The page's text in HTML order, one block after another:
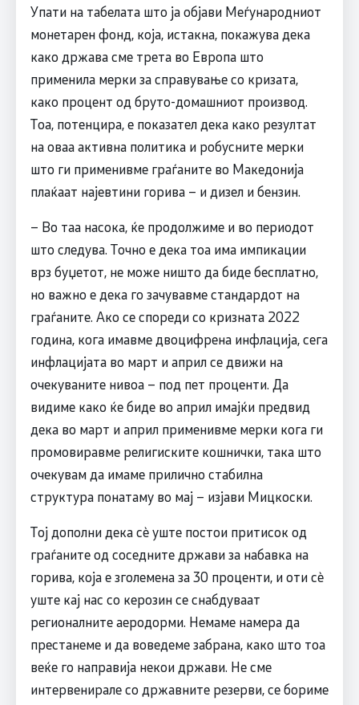
Упати на табелата што ја објави Меѓународниот
монетарен фонд, која, истакна, покажува дека
како држава сме трета во Европа што
применила мерки за справување со кризата,
како процент од бруто-домашниот производ.
Тоа, потенцира, е показател дека како резултат
на оваа активна политика и робусните мерки
што ги применивме граѓаните во Македонија
плаќаат најевтини горива – и дизел и бензин.
– Во таа насока, ќе продолжиме и во периодот
што следува. Точно е дека тоа има импикации
врз буџетот, не може ништо да биде бесплатно,
но важно е дека го зачувавме стандардот на
граѓаните. Ако се спореди со кризната 2022
година, кога имавме двоцифрена инфлација, сега
инфлацијата во март и април се движи на
очекуваните нивоа – под пет проценти. Да
видиме како ќе биде во април имајќи предвид
дека во март и април применивме мерки кога ги
промовиравме религиските кошнички, така што
очекувам да имаме прилично стабилна
структура понатаму во мај – изјави Мицкоски.
Тој дополни дека сè уште постои притисок од
граѓаните од соседните држави за набавка на
горива, која е зголемена за 30 проценти, и оти сè
уште кај нас со керозин се снабдуваат
регионалните аеродорми. Немаме намера да
престанеме и да воведеме забрана, како што тоа
веќе го направија некои држави. Не сме
интервенирале со државните резерви, се бориме